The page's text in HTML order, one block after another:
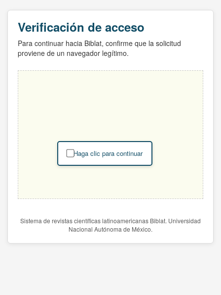
Verificación de acceso
Para continuar hacia Biblat, confirme que la solicitud
proviene de un navegador legítimo.
Haga clic para continuar
Sistema de revistas científicas latinoamericanas Biblat. Universidad
Nacional Autónoma de México.